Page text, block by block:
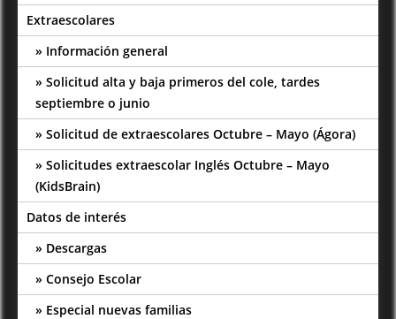
Extraescolares
Información general
Solicitud alta y baja primeros del cole, tardes
septiembre o junio
Solicitud de extraescolares Octubre – Mayo (Ágora)
Solicitudes extraescolar Inglés Octubre – Mayo
(KidsBrain)
Datos de interés
Descargas
Consejo Escolar
Especial nuevas familias